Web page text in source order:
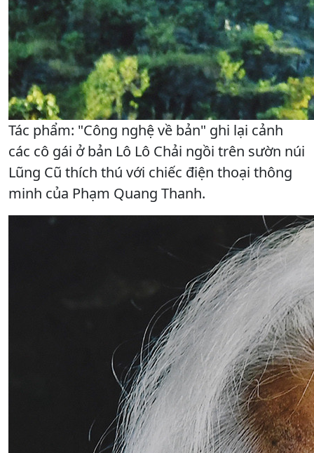
Tác phẩm: "Công nghệ về bản" ghi lại cảnh
các cô gái ở bản Lô Lô Chải ngồi trên sườn núi
Lũng Cũ thích thú với chiếc điện thoại thông
minh của Phạm Quang Thanh.